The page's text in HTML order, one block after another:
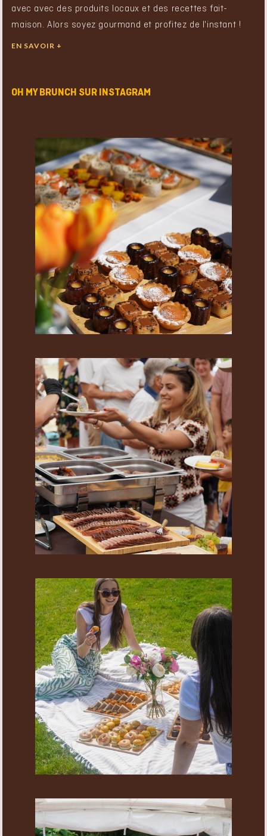
avec avec des produits locaux et des recettes fait-
maison. Alors soyez gourmand et profitez de l'instant !
EN SAVOIR +
OH MY BRUNCH SUR INSTAGRAM